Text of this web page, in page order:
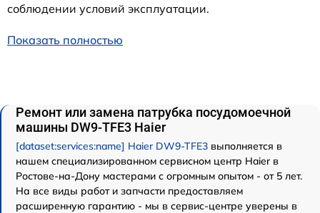
соблюдении условий эксплуатации.
Показать полностью
Ремонт или замена патрубка посудомоечной
машины DW9-TFE3 Haier
[dataset:services:name] Haier DW9-TFE3 выполняется в
нашем специализированном сервисном центр Haier в
Ростове-на-Дону мастерами с огромным опытом - от 5 лет.
На все виды работ и запчасти предоставляем
расширенную гарантию - мы в сервис-центре уверены в